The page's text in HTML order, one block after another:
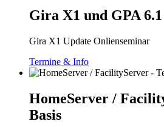
Gira X1 und GPA
Gira X1 Update Onlienseminar
Termine & Info
HomeServer /
Basis